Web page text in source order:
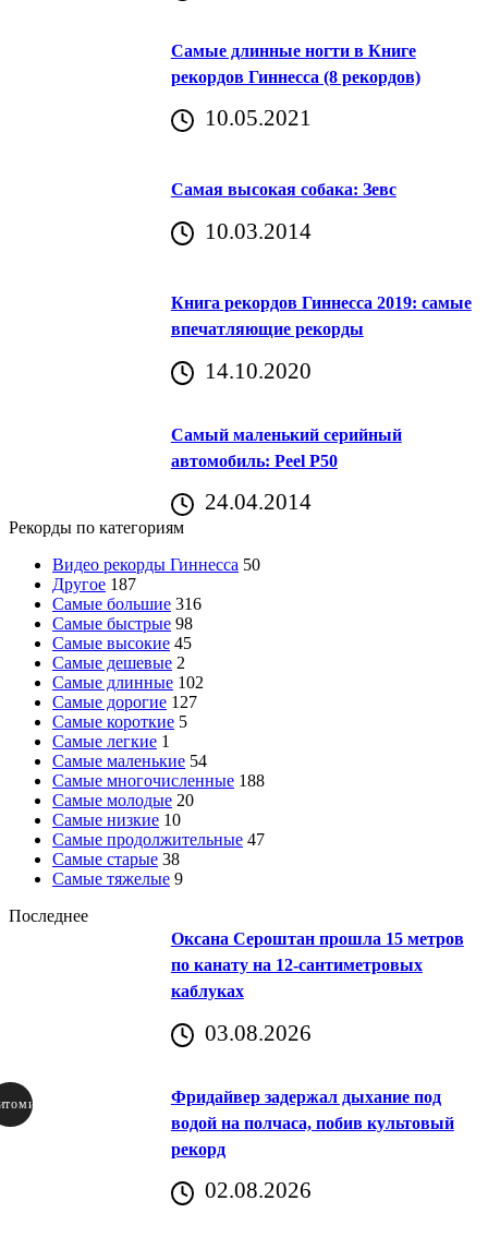
Самые длинные ногти в Книге
рекордов Гиннесса (8 рекордов)
10.05.2021
Самая высокая собака: Зевс
10.03.2014
Книга рекордов Гиннесса 2019: самые
впечатляющие рекорды
14.10.2020
Самый маленький серийный
автомобиль: Peel P50
24.04.2014
Рекорды по категориям
Видео рекорды Гиннесса 50
Другое 187
Самые большие 316
Самые быстрые 98
Самые высокие 45
Самые дешевые 2
Самые длинные 102
Самые дорогие 127
Самые короткие 5
Самые легкие 1
Самые маленькие 54
Самые многочисленные 188
Самые молодые 20
Самые низкие 10
Самые продолжительные 47
Самые старые 38
Самые тяжелые 9
Последнее
Оксана Сероштан прошла 15 метров
по канату на 12-сантиметровых
каблуках
03.08.2026
Фридайвер задержал дыхание под
водой на полчаса, побив культовый
рекорд
02.08.2026